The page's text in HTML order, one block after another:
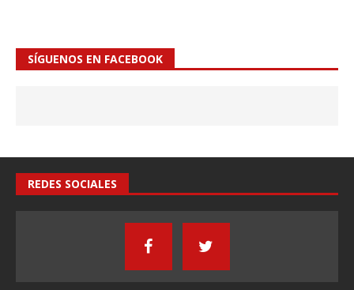
SÍGUENOS EN FACEBOOK
REDES SOCIALES